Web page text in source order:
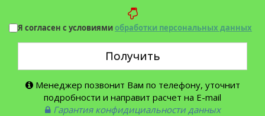
Я согласен с условиямиобработки персональных данных
Получить
Менеджер позвонит Вам по телефону, уточнит
подробности и направит расчет на E-mail
Гарантия конфидициальности данных